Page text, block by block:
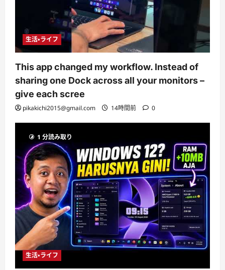
生活・ライフ
This app changed my workflow. Instead of
sharing one Dock across all your monitors –
give each scree
pikakichi2015@gmail.com 14時間前 0
1 分読み取り
生活・ライフ